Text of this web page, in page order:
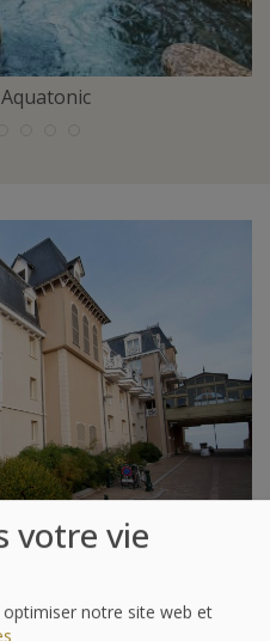
votre vie
notre site web et